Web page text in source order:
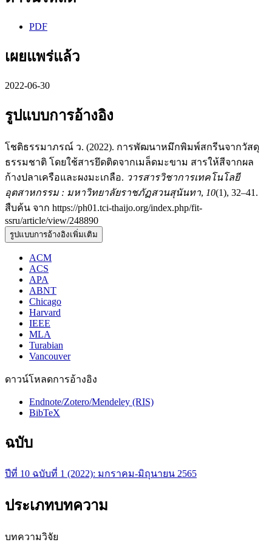
PDF
เผยแพร่แล้ว
2022-06-30
รูปแบบการอ้างอิง
โชติธรรมาภรณ์ ว. (2022). การพัฒนาหมึกพิมพ์สกรีนจากวัสดุ
ธรรมชาติ โดยใช้สารยึดติดจากเมล็ดมะขาม สารให้สีจากผล
ก้างปลาเครือและผงมะเกลือ. วารสารวิชาการเทคโนโลยี
อุตสาหกรรม : มหาวิทยาลัยราชภัฏสวนสุนันทา, 10(1), 32–41.
สืบค้น จาก https://ph01.tci-thaijo.org/index.php/fit-
ssru/article/view/248890
รูปแบบการอ้างอิงเพิ่มเติม
ACM
ACS
APA
ABNT
Chicago
Harvard
IEEE
MLA
Turabian
Vancouver
ดาวน์โหลดการอ้างอิง
Endnote/Zotero/Mendeley (RIS)
BibTeX
ฉบับ
ปีที่ 10 ฉบับที่ 1 (2022): มกราคม-มิถุนายน 2565
ประเภทบทความ
บทความวิจัย